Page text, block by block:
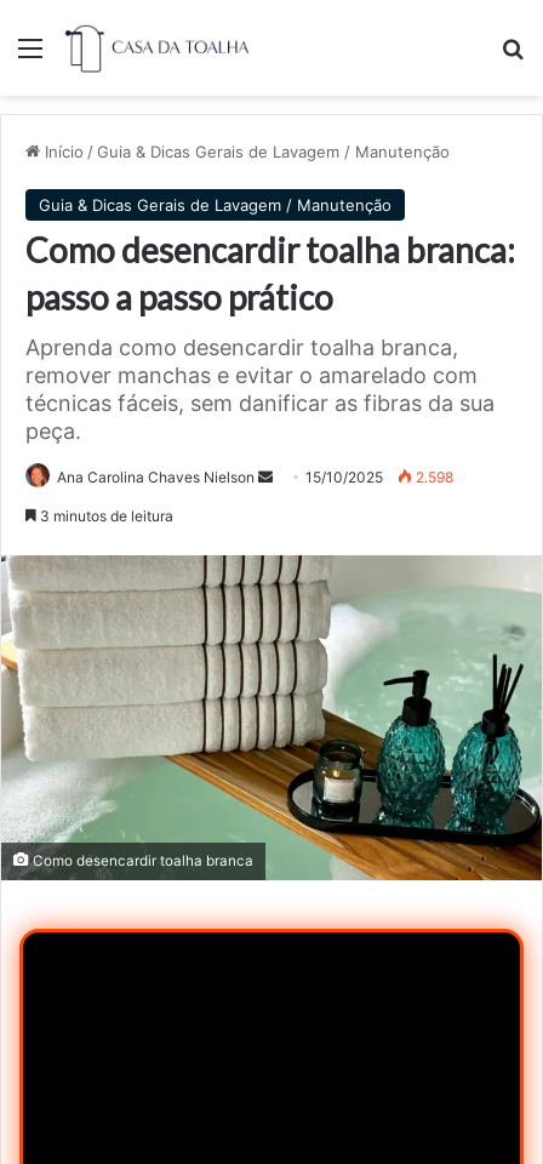
Menu
Início /Guia & Dicas Gerais de Lavagem / Manutenção
Guia & Dicas Gerais de Lavagem / Manutenção
Como desencardir toalha branca:
passo a passo prático
Aprenda como desencardir toalha branca,
remover manchas e evitar o amarelado com
técnicas fáceis, sem danificar as fibras da sua
peça.
Ana Carolina Chaves Nielson
Mande
mail
15/10/2025 2.598
3 minutos de leitura
Como desencardir toalha branca